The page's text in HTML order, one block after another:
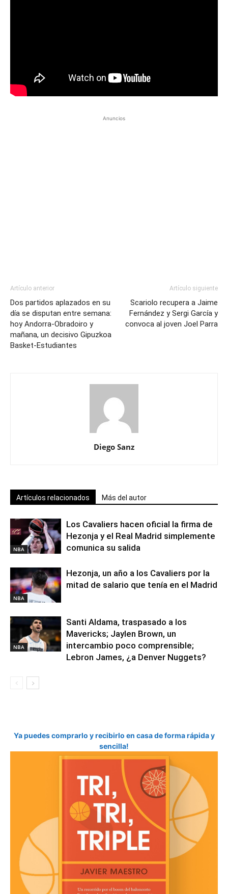
Anuncios
Artículo anterior
Dos partidos aplazados en su
día se disputan entre semana:
hoy Andorra-Obradoiro y
mañana, un decisivo Gipuzkoa
Basket-Estudiantes
Artículo siguiente
Scariolo recupera a Jaime
Fernández y Sergi García y
convoca al joven Joel Parra
Diego Sanz
Artículos relacionados Más del autor
NBA
Los Cavaliers hacen oficial la firma de
Hezonja y el Real Madrid simplemente
comunica su salida
NBA
Hezonja, un año a los Cavaliers por la
mitad de salario que tenía en el Madrid
NBA
Santi Aldama, traspasado a los
Mavericks; Jaylen Brown, un
intercambio poco comprensible;
Lebron James, ¿a Denver Nuggets?
Ya puedes comprarlo y recibirlo en casa de forma rápida y
sencilla!